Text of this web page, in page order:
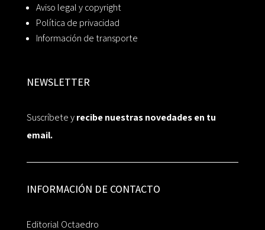
Aviso legal y copyright
Política de privacidad
Información de transporte
NEWSLETTER
Suscríbete yrecibe nuestras novedades en tu
email.
INFORMACIÓN DE CONTACTO
Editorial Octaedro